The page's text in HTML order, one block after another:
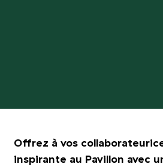
Offrez à vos
inspirante au Pavillon avec